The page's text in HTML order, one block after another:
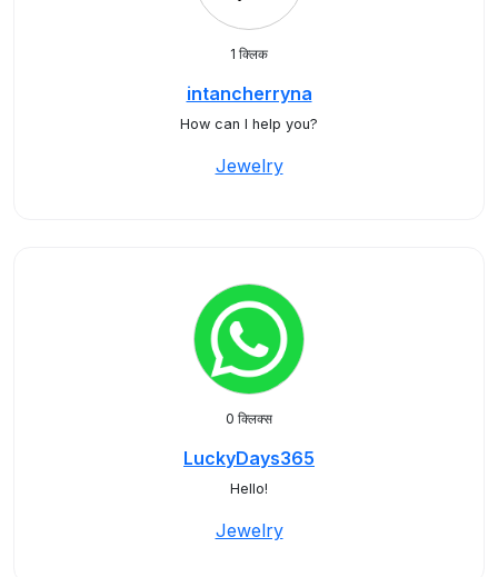
1 क्लिक
intancherryna
How can I help you?
Jewelry
0 क्लिक्स
LuckyDays365
Hello!
Jewelry